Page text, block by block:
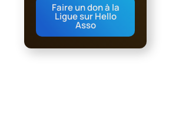
Faire un don à la
Ligue sur Hello
Asso